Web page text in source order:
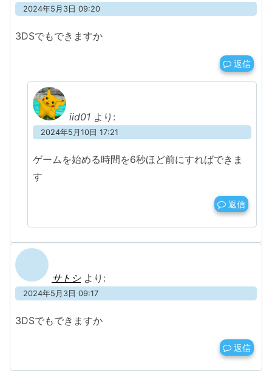
2024年5月3日 09:20
3DSでもできますか
返信
iid01 より:
2024年5月10日 17:21
ゲームを始める時間を6秒ほど前にすればできま
す
返信
サトシ より:
2024年5月3日 09:17
3DSでもできますか
返信